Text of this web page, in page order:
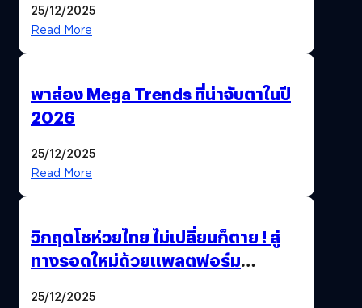
25/12/2025
Read More
พาส่อง Mega Trends ที่น่าจับตาในปี
2026
25/12/2025
Read More
วิกฤตโชห่วยไทย ไม่เปลี่ยนก็ตาย ! สู่
ทางรอดใหม่ด้วยแพลตฟอร์ม
25/12/2025